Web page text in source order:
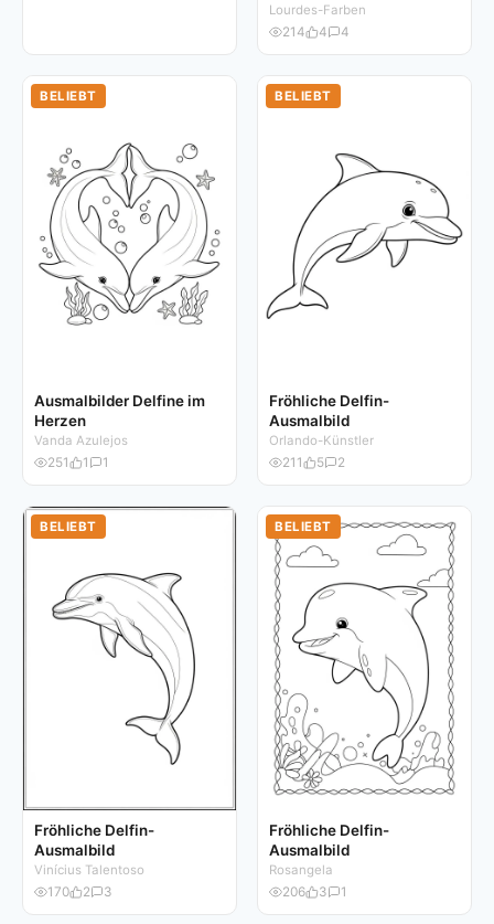
Lourdes-Farben
214
4 4
BELIEBT
Ausmalbilder Delfine im
Herzen
Vanda Azulejos
251
1 1
BELIEBT
Fröhliche Delfin-
Ausmalbild
Orlando-Künstler
211
5 2
BELIEBT
Fröhliche Delfin-
Ausmalbild
Vinícius Talentoso
170
2 3
BELIEBT
Fröhliche Delfin-
Ausmalbild
Rosangela
206
3 1